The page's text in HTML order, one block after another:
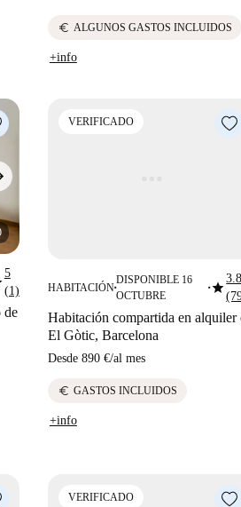
euro ALGUNOS GASTOS INCLUIDOS
+info
5
(1)
de
VERIFICADO
HABITACIÓN■
DISPONIBLE 16
OCTUBRE
■star3.8
Habitación compartida en alquiler
El Gòtic, Barcelona
Desde 890 €/al mes
euro GASTOS INCLUIDOS
+info
VERIFICADO